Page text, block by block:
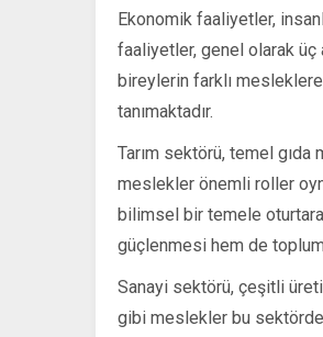
Ekonomik faaliyetler,
faaliyetler, genel olarak üç
bireylerin farklı
tanımaktadır.
Tarım sektörü, temel
meslekler önemli roller
bilimsel bir temele
güçlenmesi hem de
Sanayi sektörü, çeşitli
gibi meslekler bu